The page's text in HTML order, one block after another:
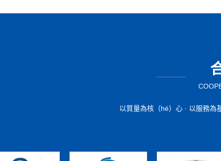
山（shān）東中勝塗料有限公司 清潔生
於下達2022年度山東省（shěng）實施強製性
以質量為核（hé）心 · 以服務為